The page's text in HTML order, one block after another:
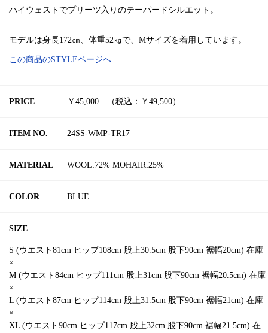
ハイウェストでプリーツ入りのテーパードシルエット。
モデルは身長172㎝、体重52㎏で、Mサイズを着用しています。
この商品のSTYLEページへ
PRICE ￥45,000 （税込：￥49,500）
ITEM NO. 24SS-WMP-TR17
MATERIAL WOOL:72% MOHAIR:25%
COLOR BLUE
SIZE
S (ウエスト81cm ヒップ108cm 股上30.5cm 股下90cm 裾幅20cm) 在庫
×
M (ウエスト84cm ヒップ111cm 股上31cm 股下90cm 裾幅20.5cm) 在庫
×
L (ウエスト87cm ヒップ114cm 股上31.5cm 股下90cm 裾幅21cm) 在庫
×
XL (ウエスト90cm ヒップ117cm 股上32cm 股下90cm 裾幅21.5cm) 在